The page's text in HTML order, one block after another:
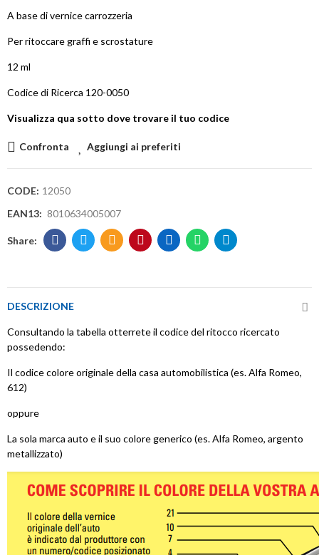
A base di vernice carrozzeria
Per ritoccare graffi e scrostature
12 ml
Codice di Ricerca 120-0050
Visualizza qua sotto dove trovare il tuo codice
Confronta Aggiungi ai preferiti
CODE: 12050
EAN13: 8010634005007
DESCRIZIONE
Consultando la tabella otterrete il codice del ritocco ricercato
possedendo:
Il codice colore originale della casa automobilistica (es. Alfa Romeo,
612)
oppure
La sola marca auto e il suo colore generico (es. Alfa Romeo, argento
metallizzato)